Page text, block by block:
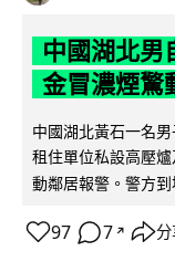
中國湖北男
金冒濃煙驚
中國湖北黃石一名
租住單位私設高壓
動鄰居報警。警方
97 7 ↗